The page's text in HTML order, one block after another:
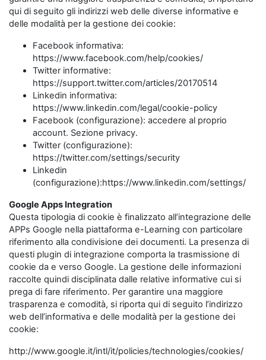
qui di seguito gli indirizzi web delle diverse informative e
delle modalità per la gestione dei cookie:
Facebook informativa:
https://www.facebook.com/help/cookies/
Twitter informative:
https://support.twitter.com/articles/20170514
Linkedin informativa:
https://www.linkedin.com/legal/cookie-policy
Facebook (configurazione): accedere al proprio
account. Sezione privacy.
Twitter (configurazione):
https://twitter.com/settings/security
Linkedin
(configurazione):https://www.linkedin.com/settings/
Google Apps Integration
Questa tipologia di cookie è finalizzato all’integrazione delle
APPs Google nella piattaforma e-Learning con particolare
riferimento alla condivisione dei documenti. La presenza di
questi plugin di integrazione comporta la trasmissione di
cookie da e verso Google. La gestione delle informazioni
raccolte quindi disciplinata dalle relative informative cui si
prega di fare riferimento. Per garantire una maggiore
trasparenza e comodità, si riporta qui di seguito l’indirizzo
web dell’informativa e delle modalità per la gestione dei
cookie:
http://www.google.it/intl/it/policies/technologies/cookies/